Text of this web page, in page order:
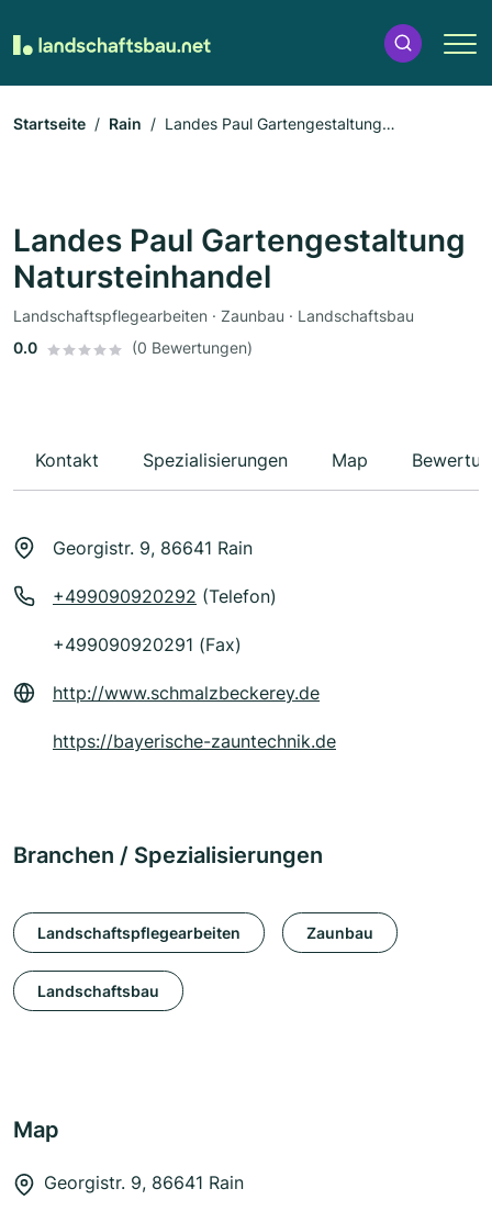
Startseite Rain
Landes Paul Gartengestaltung
Landes Paul Gartengestaltung
Natursteinhandel
Landschaftspflegearbeiten · Zaunbau · Landschaftsbau
0.0
(0 Bewertungen)
Kontakt Spezialisierungen Map
Georgistr. 9, 86641 Rain
+499090920292 (Telefon)
+499090920291 (Fax)
http://www.schmalzbeckerey.de
https://bayerische-zauntechnik.de
Branchen / Spezialisierungen
Landschaftspflegearbeiten Zaunbau
Landschaftsbau
Map
Georgistr. 9, 86641 Rain